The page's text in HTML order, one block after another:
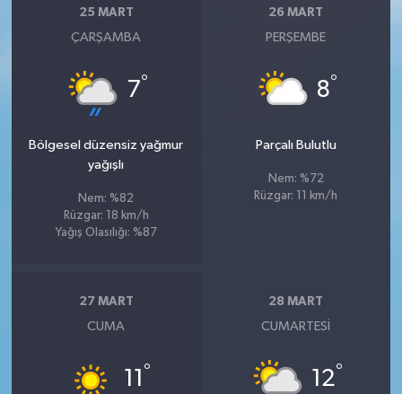
25 MART
ÇARŞAMBA
7°
Bölgesel düzensiz yağmur
yağışlı
Nem: %82
Rüzgar: 18 km/h
Yağış Olasılığı: %87
26 MART
PERŞEMBE
8°
Parçalı Bulutlu
Nem: %72
Rüzgar: 11 km/h
27 MART
CUMA
11 °
28 MART
CUMARTESI
12°